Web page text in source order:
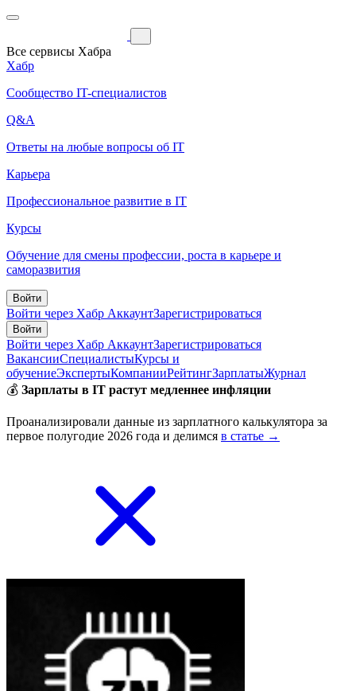
Все сервисы Хабра
Хабр
Сообщество IT-специалистов
Q&A
Ответы на любые вопросы об IT
Карьера
Профессиональное развитие в IT
Курсы
Обучение для смены профессии, роста в карьере и
саморазвития
Войти
Войти через Хабр АккаунтЗарегистрироваться
Войти
Войти через Хабр АккаунтЗарегистрироваться
ВакансииСпециалистыКурсы и
обучениеЭкспертыКомпанииРейтингЗарплатыЖурнал
💰 Зарплаты в IT растут медленнее инфляции
Проанализировали данные из зарплатного калькулятора за
первое полугодие 2026 года и делимся в статье →